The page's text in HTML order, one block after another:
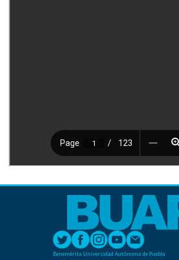
Benemérita Universidad Autónoma de Puebla